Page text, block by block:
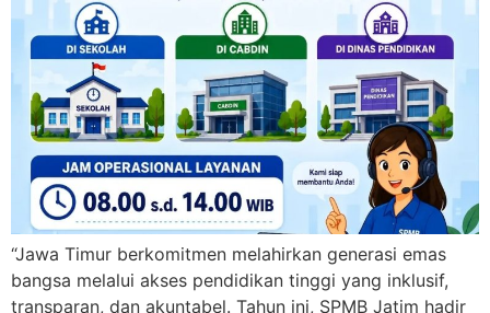
“Jawa Timur berkomitmen melahirkan generasi emas
bangsa melalui akses pendidikan tinggi yang inklusif,
transparan, dan akuntabel. Tahun ini, SPMB Jatim hadir